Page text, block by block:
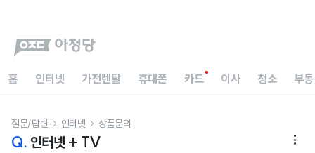
홈 인터넷 가전렌탈 휴대폰 카드 이사 청소 부
질문/답변  인터넷  상품문의
Q. 인터넷 + TV 